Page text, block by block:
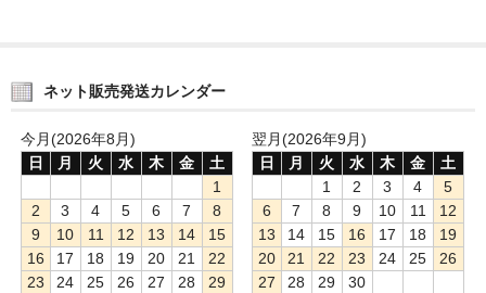
ネット販売発送カレンダー
今月(2026年8月)
日
月 火 水 木 金
土
1
2
3 4 5 6 7
8
9
10 11 12 13 14
15
16
17 18 19 20 21
22
23
24 25 26 27 28
29
翌月(2026年9月)
日
月 火 水 木 金
土
1
2 3 4
5
6
7 8 9 10 11
12
13
14 15 16 17 18
19
20
21 22 23 24 25
26
27
28 29
30